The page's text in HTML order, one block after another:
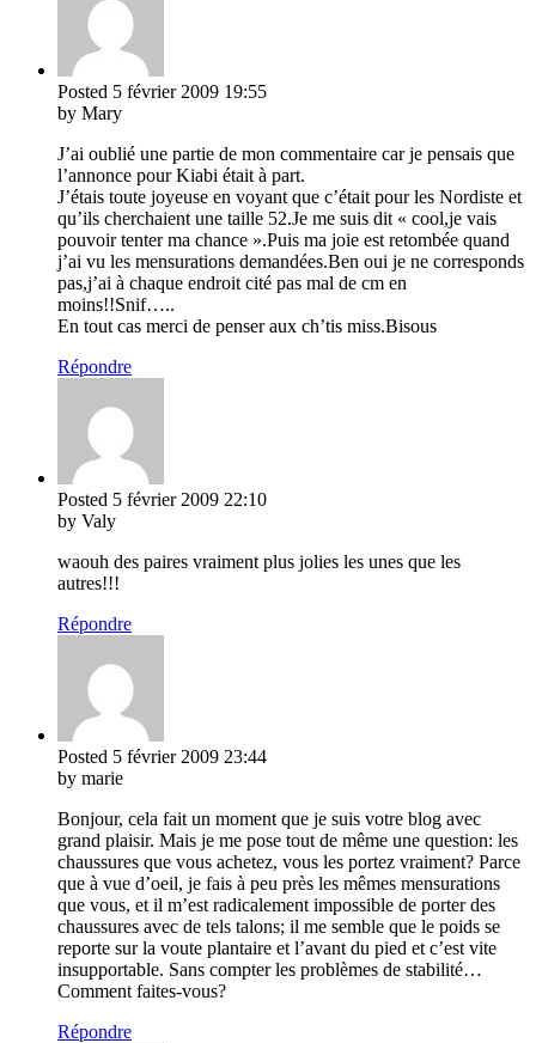
Posted 5 février 2009 19:55
by Mary
J’ai oublié une partie de mon commentaire car je pensais que
l’annonce pour Kiabi était à part.
J’étais toute joyeuse en voyant que c’était pour les Nordiste et
qu’ils cherchaient une taille 52.Je me suis dit « cool,je vais
pouvoir tenter ma chance ».Puis ma joie est retombée quand
j’ai vu les mensurations demandées.Ben oui je ne corresponds
pas,j’ai à chaque endroit cité pas mal de cm en
moins!!Snif…..
En tout cas merci de penser aux ch’tis miss.Bisous
Répondre
Posted 5 février 2009 22:10
by Valy
waouh des paires vraiment plus jolies les unes que les
autres!!!
Répondre
Posted 5 février 2009 23:44
by marie
Bonjour, cela fait un moment que je suis votre blog avec
grand plaisir. Mais je me pose tout de même une question: les
chaussures que vous achetez, vous les portez vraiment? Parce
que à vue d’oeil, je fais à peu près les mêmes mensurations
que vous, et il m’est radicalement impossible de porter des
chaussures avec de tels talons; il me semble que le poids se
reporte sur la voute plantaire et l’avant du pied et c’est vite
insupportable. Sans compter les problèmes de stabilité…
Comment faites-vous?
Répondre